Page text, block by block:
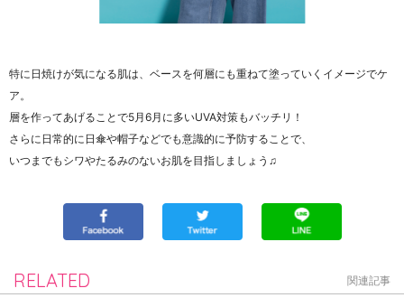
特に日焼けが気になる肌は、ベースを何層にも重ねて塗っていくイメージでケ
ア。
層を作ってあげることで5月6月に多いUVA対策もバッチリ！
さらに日常的に日傘や帽子などでも意識的に予防することで、
いつまでもシワやたるみのないお肌を目指しましょう♫
RELATED 関連記事